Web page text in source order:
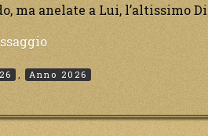
ma anelate a Lui, l’altissimo
“Una
magnetica
in
Anno 2026